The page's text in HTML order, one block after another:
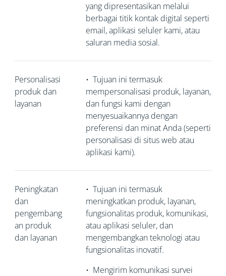
yang dipresentasikan melalui
berbagai titik kontak digital seperti
email, aplikasi seluler kami, atau
saluran media sosial.
Personalisasi
produk dan
layanan
• Tujuan ini termasuk
mempersonalisasi produk, layanan,
dan fungsi kami dengan
menyesuaikannya dengan
preferensi dan minat Anda (seperti
personalisasi di situs web atau
aplikasi kami).
Peningkatan
dan
pengembang
an produk
dan layanan
• Tujuan ini termasuk
meningkatkan produk, layanan,
fungsionalitas produk, komunikasi,
atau aplikasi seluler, dan
mengembangkan teknologi atau
fungsionalitas inovatif.
• Mengirim komunikasi survei